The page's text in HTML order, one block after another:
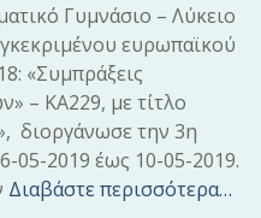
Γυμνάσιο – Λύκειο
ευρωπαϊκού
«Συμπράξεις
– ΚΑ229, με τίτλο
διοργάνωσε την 3η
05-2019 έως 10-05-2019.
Διαβάστε περισσότερα…